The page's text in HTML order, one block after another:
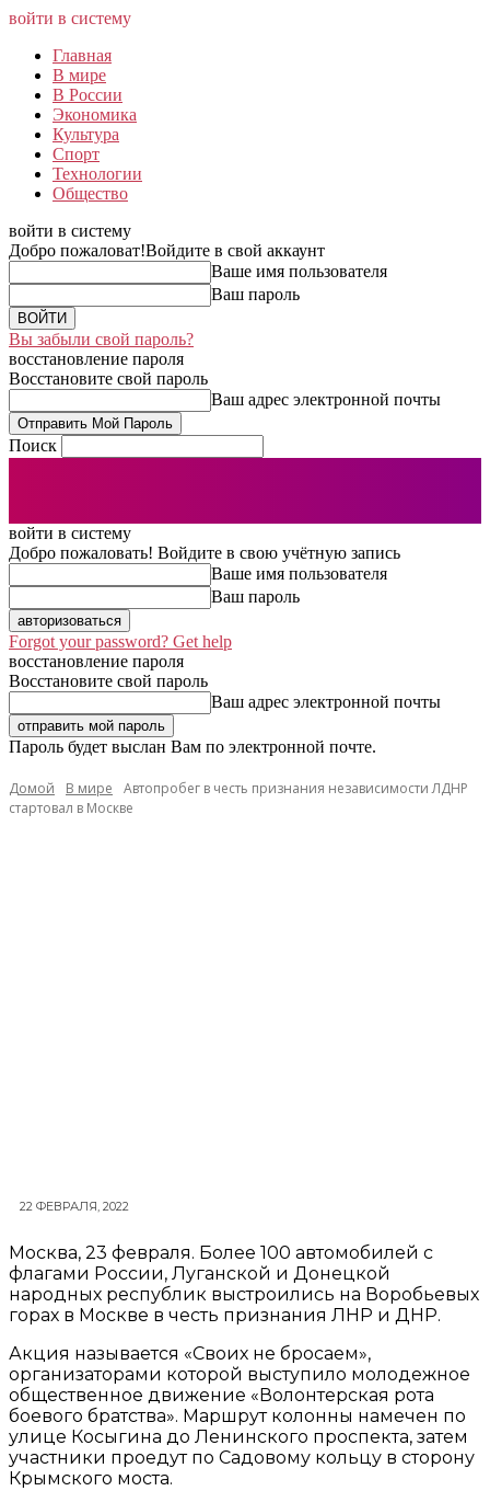
войти в систему
Главная
В мире
В России
Экономика
Культура
Спорт
Технологии
Общество
войти в систему
Добро пожаловат!Войдите в свой аккаунт
Ваше имя пользователя
Ваш пароль
Вы забыли свой пароль?
восстановление пароля
Восстановите свой пароль
Ваш адрес электронной почты
Поиск
войти в систему
Добро пожаловать! Войдите в свою учётную запись
Ваше имя пользователя
Ваш пароль
Forgot your password? Get help
восстановление пароля
Восстановите свой пароль
Ваш адрес электронной почты
Пароль будет выслан Вам по электронной почте.
Домой В мире
Автопробег в честь признания независимости ЛДНР
стартовал в Москве
22 ФЕВРАЛЯ, 2022
Москва, 23 февраля. Более 100 автомобилей с
флагами России, Луганской и Донецкой
народных республик выстроились на Воробьевых
горах в Москве в честь признания ЛНР и ДНР.
Акция называется «Своих не бросаем»,
организаторами которой выступило молодежное
общественное движение «Волонтерская рота
боевого братства». Маршрут колонны намечен по
улице Косыгина до Ленинского проспекта, затем
участники проедут по Садовому кольцу в сторону
Крымского моста.